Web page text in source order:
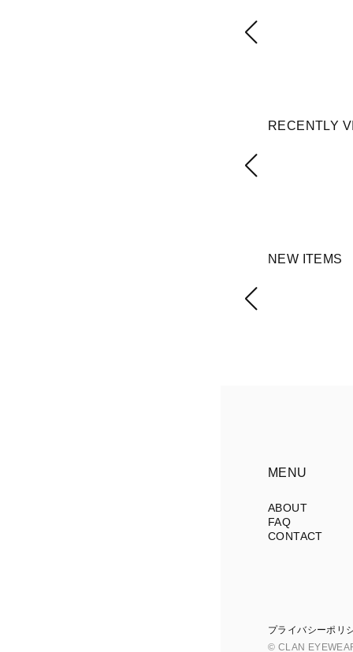
RECENTLY
NEW ITEMS
MENU
ABOUT
FAQ
CONTACT
プライバシーポリ
© CLAN